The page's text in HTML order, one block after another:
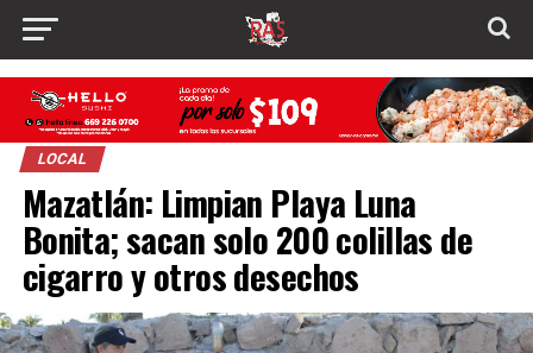
LOCAL
Mazatlán: Limpian Playa Luna
Bonita; sacan solo 200 colillas de
cigarro y otros desechos